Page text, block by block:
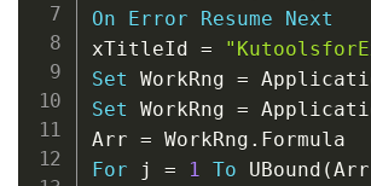
On
Error Resume
Next
xTitleId =
Set WorkRng =
Set WorkRng =
Arr = WorkRng .
For j = 1 To UBound (Arr